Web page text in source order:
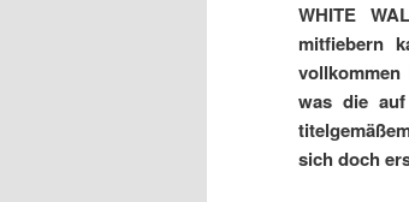
WHITE
mitfiebern
was die
sich doch